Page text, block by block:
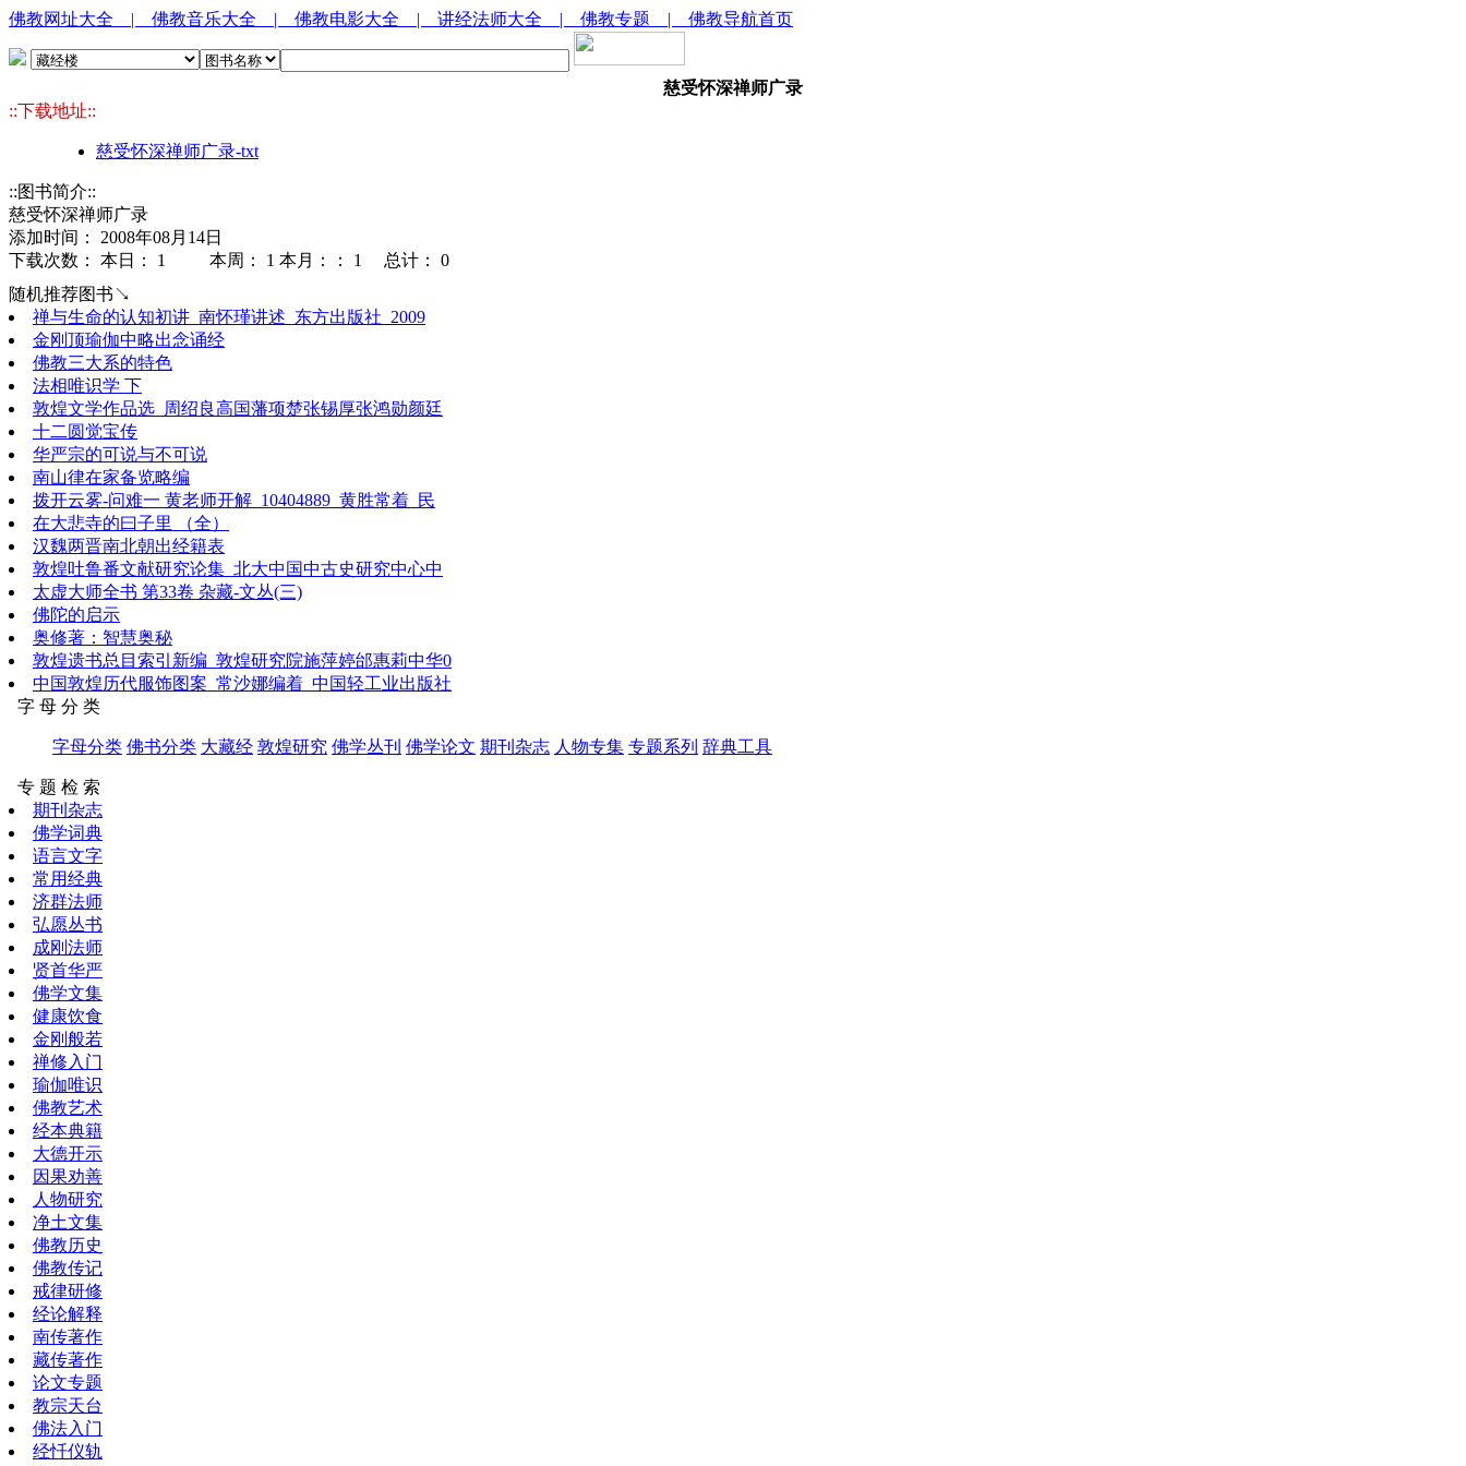
佛教网址大全 | 佛教音乐大全 | 佛教电影大全 | 讲经法师大全 | 佛教专题 | 佛教导航首页
慈受怀深禅师广录
::下载地址::
慈受怀深禅师广录-txt
::图书简介::
慈受怀深禅师广录
添加时间： 2008年08月14日
下载次数： 本日： 1 本周： 1 本月：： 1 总计： 0
随机推荐图书↘
禅与生命的认知初讲_南怀瑾讲述_东方出版社_2009
金刚顶瑜伽中略出念诵经
佛教三大系的特色
法相唯识学 下
敦煌文学作品选_周绍良高国藩项楚张锡厚张鸿勋颜廷
十二圆觉宝传
华严宗的可说与不可说
南山律在家备览略编
拨开云雾-问难一 黄老师开解_10404889_黄胜常着_民
在大悲寺的曰子里 （全）
汉魏两晋南北朝出经籍表
敦煌吐鲁番文献研究论集_北大中国中古史研究中心中
太虚大师全书 第33卷 杂藏-文丛(三)
佛陀的启示
奥修著：智慧奥秘
敦煌遗书总目索引新编_敦煌研究院施萍婷邰惠莉中华0
中国敦煌历代服饰图案_常沙娜编着_中国轻工业出版社
字 母 分 类
字母分类 佛书分类 大藏经 敦煌研究 佛学丛刊 佛学论文 期刊杂志 人物专集 专题系列 辞典工具
专 题 检 索
期刊杂志
佛学词典
语言文字
常用经典
济群法师
弘愿丛书
成刚法师
贤首华严
佛学文集
健康饮食
金刚般若
禅修入门
瑜伽唯识
佛教艺术
经本典籍
大德开示
因果劝善
人物研究
净土文集
佛教历史
佛教传记
戒律研修
经论解释
南传著作
藏传著作
论文专题
教宗天台
佛法入门
经忏仪轨